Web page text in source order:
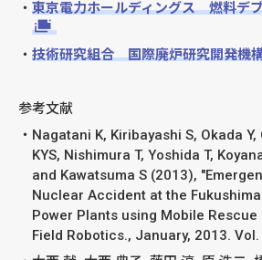
東京電力ホールディングス 燃料デ
技術研究組合 国際廃炉研究開発機
参考文献
Nagatani K, Kiribayashi S, Okada
KYS, Nishimura T, Yoshida T,
and Kawatsuma S (2013),
Nuclear Accident at the
Power Plants using Mobile
Field Robotics., January, 2013.